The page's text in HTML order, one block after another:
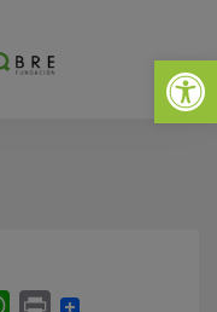
Abrir